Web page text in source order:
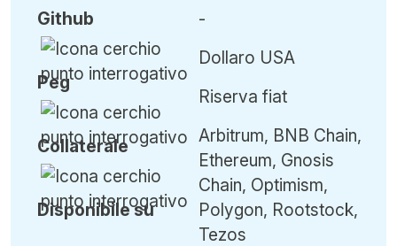
Github
Peg
Collaterale
Disponibile su
-
Dollaro USA
Riserva fiat
Arbitrum, BNB Chain,
Ethereum, Gnosis
Chain, Optimism,
Polygon, Rootstock,
Tezos